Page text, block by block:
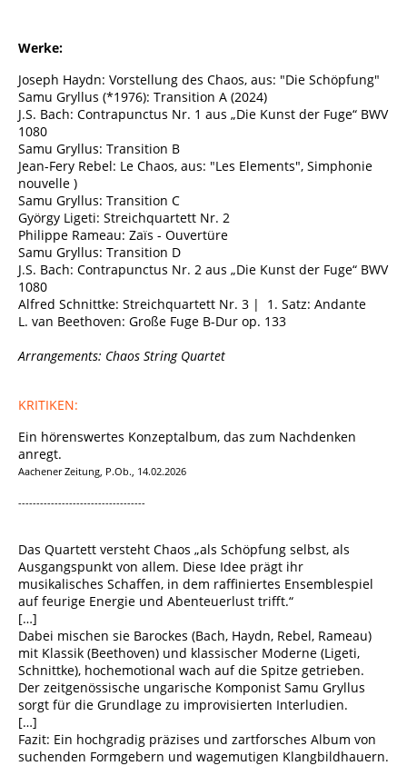
Werke:
Joseph Haydn: Vorstellung des Chaos, aus: "Die Schöpfung"
Samu Gryllus (*1976): Transition A (2024)
J.S. Bach: Contrapunctus Nr. 1 aus „Die Kunst der Fuge“ BWV
1080
Samu Gryllus: Transition B
Jean-Fery Rebel: Le Chaos, aus: "Les Elements", Simphonie
nouvelle )
Samu Gryllus: Transition C
György Ligeti: Streichquartett Nr. 2
Philippe Rameau: Zaïs - Ouvertüre
Samu Gryllus: Transition D
J.S. Bach: Contrapunctus Nr. 2 aus „Die Kunst der Fuge“ BWV
1080
Alfred Schnittke: Streichquartett Nr. 3 | 1. Satz: Andante
L. van Beethoven: Große Fuge B-Dur op. 133
Arrangements: Chaos String Quartet
KRITIKEN:
Ein hörenswertes Konzeptalbum, das zum Nachdenken
anregt.
Aachener Zeitung, P.Ob., 14.02.2026
-----------------------------------
Das Quartett versteht Chaos „als Schöpfung selbst, als
Ausgangspunkt von allem. Diese Idee prägt ihr
musikalisches Schaffen, in dem raffiniertes Ensemblespiel
auf feurige Energie und Abenteuerlust trifft.“
[…]
Dabei mischen sie Barockes (Bach, Haydn, Rebel, Rameau)
mit Klassik (Beethoven) und klassischer Moderne (Ligeti,
Schnittke), hochemotional wach auf die Spitze getrieben.
Der zeitgenössische ungarische Komponist Samu Gryllus
sorgt für die Grundlage zu improvisierten Interludien.
[…]
Fazit: Ein hochgradig präzises und zartforsches Album von
suchenden Formgebern und wagemutigen Klangbildhauern.